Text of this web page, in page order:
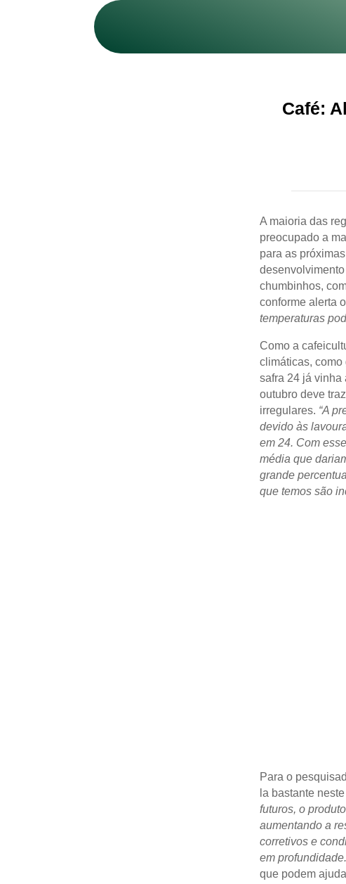
Café:
A maioria das
preocupado a
para as
chumbinhos,
conforme alerta
temperaturas
Como a
climáticas, como
safra 24 já vinha
outubro deve
irregulares. “A
devido às
em 24. Com
média que
grande
que temos são
Para o
la bastante
futuros, o
aumentando a
corretivos e
em
que podem